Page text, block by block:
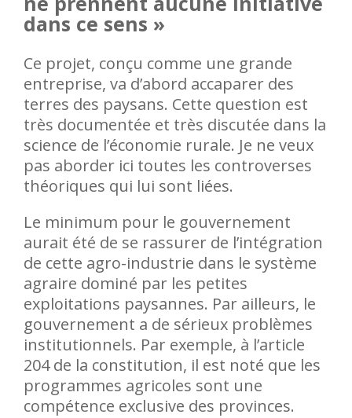
dans ce sens »
Ce projet, conçu comme une grande
entreprise, va d’abord accaparer des
terres des paysans. Cette question est
très documentée et très discutée dans la
science de l’économie rurale. Je ne veux
pas aborder ici toutes les controverses
théoriques qui lui sont liées.
Le minimum pour le gouvernement
aurait été de se rassurer de l’intégration
de cette agro-industrie dans le système
agraire dominé par les petites
exploitations paysannes. Par ailleurs, le
gouvernement a de sérieux problèmes
institutionnels. Par exemple, à l’article
204 de la constitution, il est noté que les
programmes agricoles sont une
compétence exclusive des provinces.